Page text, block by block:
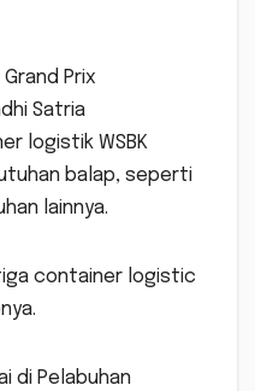
Prix
Satria
logistik WSBK
balap, seperti
lainnya.
container logistic
di Pelabuhan